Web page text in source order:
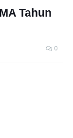
Tahun
0